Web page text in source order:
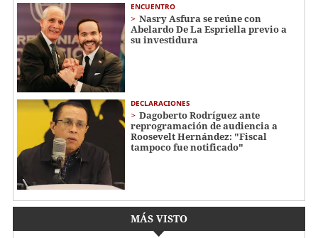
ENCUENTRO
Nasry Asfura se reúne con
Abelardo De La Espriella previo a
su investidura
DECLARACIONES
Dagoberto Rodríguez ante
reprogramación de audiencia a
Roosevelt Hernández: "Fiscal
tampoco fue notificado"
MÁS VISTO